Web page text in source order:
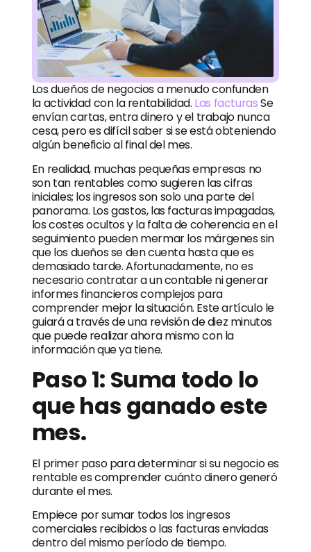
Los dueños de negocios a menudo confunden
la actividad con la rentabilidad. Las facturasSe
envían cartas, entra dinero y el trabajo nunca
cesa, pero es difícil saber si se está obteniendo
algún beneficio al final del mes.
En realidad, muchas pequeñas empresas no
son tan rentables como sugieren las cifras
iniciales; los ingresos son solo una parte del
panorama. Los gastos, las facturas impagadas,
los costes ocultos y la falta de coherencia en el
seguimiento pueden mermar los márgenes sin
que los dueños se den cuenta hasta que es
demasiado tarde. Afortunadamente, no es
necesario contratar a un contable ni generar
informes financieros complejos para
comprender mejor la situación. Este artículo le
guiará a través de una revisión de diez minutos
que puede realizar ahora mismo con la
información que ya tiene.
Paso 1: Suma todo lo
que has ganado este
mes.
El primer paso para determinar si su negocio es
rentable es comprender cuánto dinero generó
durante el mes.
Empiece por sumar todos los ingresos
comerciales recibidos o las facturas enviadas
dentro del mismo período de tiempo.